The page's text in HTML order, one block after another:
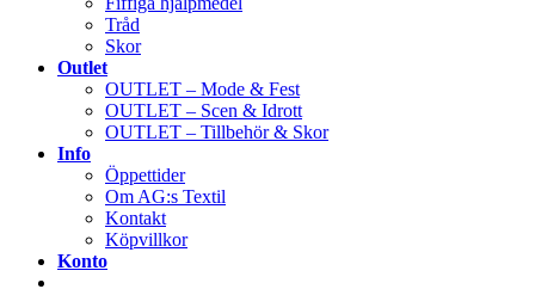
Tråd
Skor
Outlet
OUTLET – Mode & Fest
OUTLET – Scen & Idrott
OUTLET – Tillbehör & Skor
Info
Öppettider
Om AG:s Textil
Kontakt
Köpvillkor
Konto